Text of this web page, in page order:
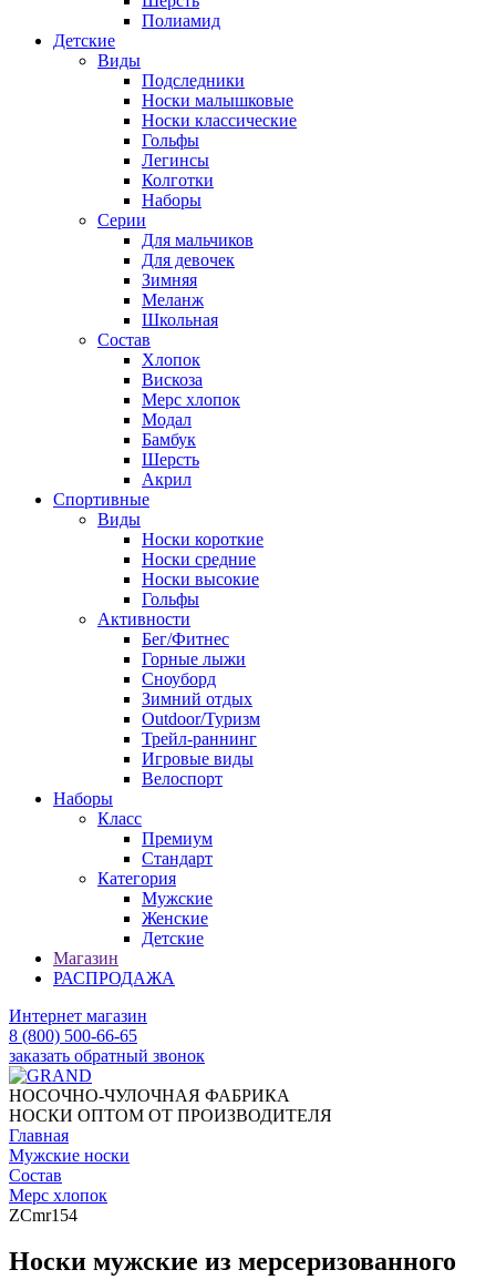
Полиамид
Детские
Виды
Подследники
Носки малышковые
Носки классические
Гольфы
Легинсы
Колготки
Наборы
Серии
Для мальчиков
Для девочек
Зимняя
Меланж
Школьная
Состав
Хлопок
Вискоза
Мерс хлопок
Модал
Бамбук
Шерсть
Акрил
Спортивные
Виды
Носки короткие
Носки средние
Носки высокие
Гольфы
Активности
Бег/Фитнес
Горные лыжи
Сноуборд
Зимний отдых
Outdoor/Туризм
Трейл-раннинг
Игровые виды
Велоспорт
Наборы
Класс
Премиум
Стандарт
Категория
Мужские
Женские
Детские
Магазин
РАСПРОДАЖА
Интернет магазин
8 (800) 500-66-65
заказать обратный звонок
НОСОЧНО-ЧУЛОЧНАЯ ФАБРИКА
НОСКИ ОПТОМ ОТ ПРОИЗВОДИТЕЛЯ
Главная
Мужские носки
Состав
Мерс хлопок
ZCmr154
Носки мужские из мерсеризованного